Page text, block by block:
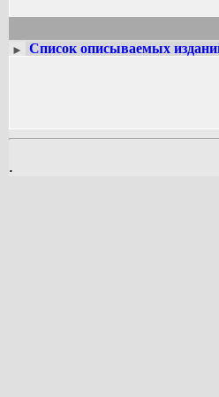
► Список описываемых
.